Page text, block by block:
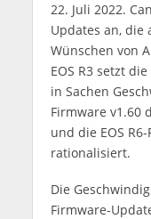
22. Juli 2022.
Updates an, die
Wünschen von
EOS R3 setzt
in Sachen
Firmware v1.60
und die EOS
rationalisiert.
Die
Firmware-